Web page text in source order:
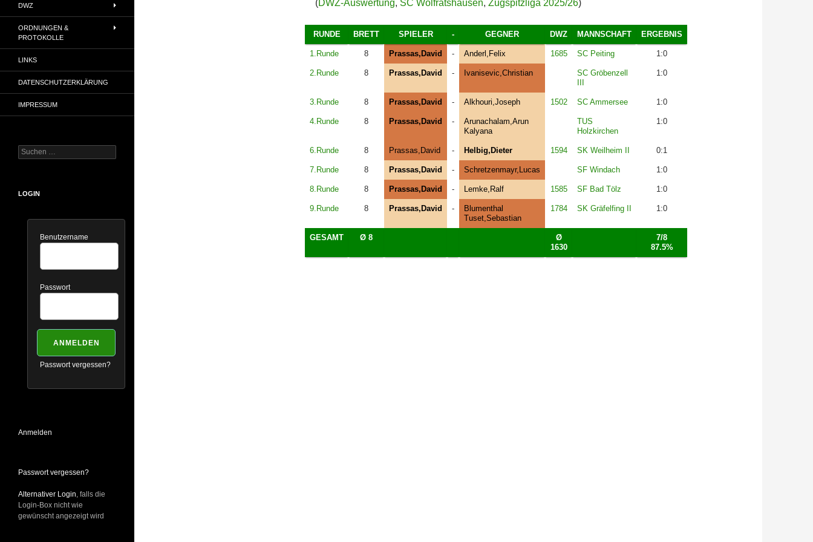
( DWZ-Auswertung, SC Wolfratshausen, Zugspitzliga 2025/26)
RUNDE BRETT SPIELER - GEGNER DWZ MANNSCHAFT ERGEBNIS
1.Runde 8 Prassas,David - Anderl,Felix 1685 SC Peiting 1:0
2.Runde 8 Prassas,David - Ivanisevic,Christian
SC Gröbenzell
1:0
3.Runde 8 Prassas,David - Alkhouri,Joseph 1502 SC Ammersee 1:0
4.Runde 8 Prassas,David -
Arunachalam,Arun
Kalyana
TUS
Holzkirchen
1:0
6.Runde 8 Prassas,David - Helbig,Dieter 1594 SK Weilheim II 0:1
7.Runde 8 Prassas,David - Schretzenmayr,Lucas SF Windach 1:0
8.Runde 8 Prassas,David - Lemke,Ralf 1585 SF Bad Tölz 1:0
9.Runde 8 Prassas,David -
Blumenthal
Tuset,Sebastian
1784 SK Gräfelfing II 1:0
GESAMT Ø 8
Ø
1630
7/8
87.5%
DWZ
ORDNUNGEN &
PROTOKOLLE
LINKS
DATENSCHUTZERKLÄRUNG
IMPRESSUM
Suchen
nach:
LOGIN
Benutzername
Passwort
Passwort vergessen?
Anmelden
Passwort vergessen?
Alternativer Login , falls die
Login-Box nicht wie
gewünscht angezeigt wird